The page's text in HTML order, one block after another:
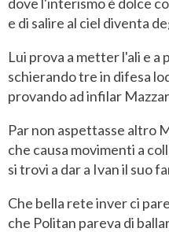
e di salire al ciel diventa
Lui prova a metter l'ali e a
schierando tre in difesa
provando ad infilar
Par non aspettasse altro
che causa movimenti a
si trovi a dar a Ivan il suo
Che bella rete inver ci
che Politan pareva di